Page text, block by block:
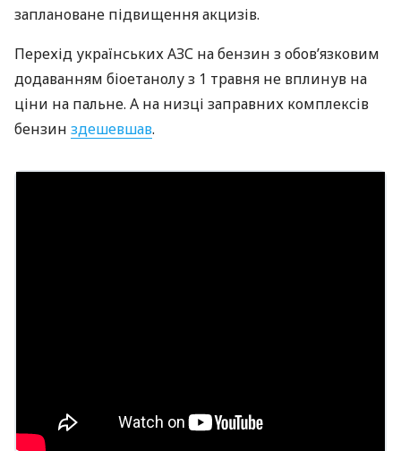
заплановане підвищення акцизів.
Перехід українських АЗС на бензин з обов’язковим
додаванням біоетанолу з 1 травня не вплинув на
ціни на пальне. А на низці заправних комплексів
бензин здешевшав.